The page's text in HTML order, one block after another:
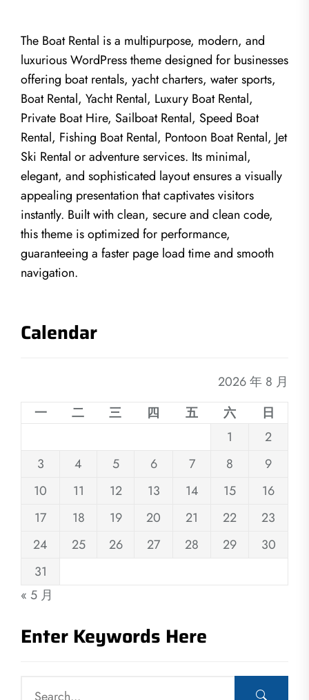
The Boat Rental is a multipurpose, modern, and
luxurious WordPress theme designed for businesses
offering boat rentals, yacht charters, water sports,
Boat Rental, Yacht Rental, Luxury Boat Rental,
Private Boat Hire, Sailboat Rental, Speed Boat
Rental, Fishing Boat Rental, Pontoon Boat Rental, Jet
Ski Rental or adventure services. Its minimal,
elegant, and sophisticated layout ensures a visually
appealing presentation that captivates visitors
instantly. Built with clean, secure and clean code,
this theme is optimized for performance,
guaranteeing a faster page load time and smooth
navigation.
Calendar
2026 年 8 月
一
二 三 四 五 六
日
1
2
3
4 5 6 7 8
9
10
11 12 13 14 15
16
17
18 19 20 21 22
23
24
25 26 27 28 29
30
31
« 5 月
Enter Keywords Here